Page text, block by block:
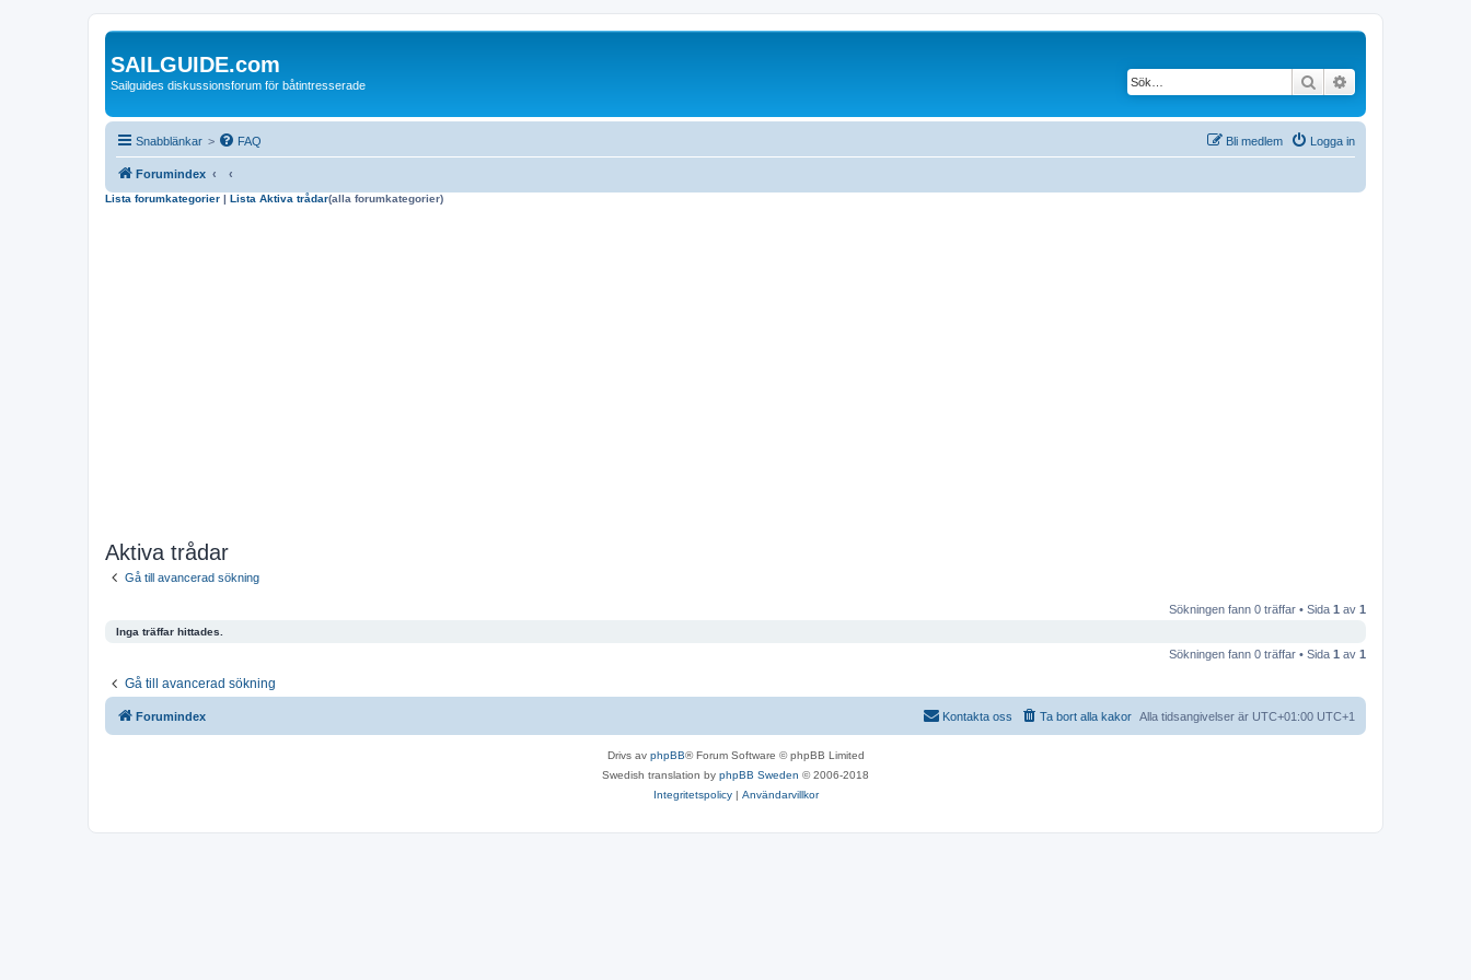
SAILGUIDE.com
Sailguides diskussionsforum för båtintresserade Sök
Snabblänkar > FAQ Logga in
Bli medlem
Forumindex
Lista forumkategorier | Lista Aktiva trådar(alla forumkategorier)
Aktiva trådar
Gå till avancerad sökning
Sökningen fann 0 träffar • Sida 1 av 1
Inga träffar hittades.
Sökningen fann 0 träffar • Sida 1 av 1
Gå till avancerad sökning
Forumindex Alla tidsangivelser är UTC+01:00 UTC+1
Ta bort alla kakor
Kontakta oss
Drivs av phpBB® Forum Software © phpBB Limited
Swedish translation by phpBB Sweden © 2006-2018
Integritetspolicy| Användarvillkor